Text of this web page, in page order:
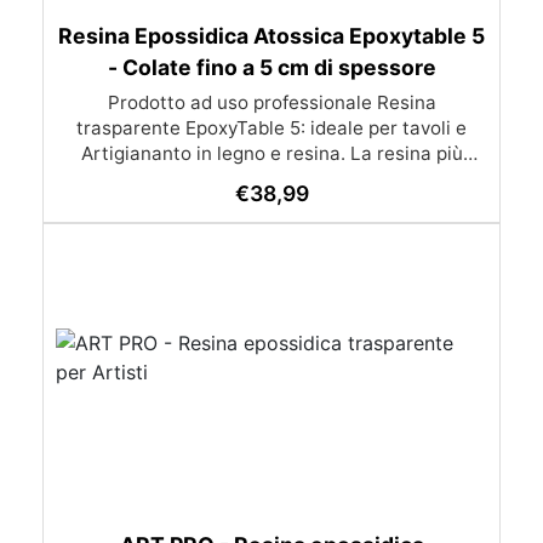
Resina Epossidica Atossica Epoxytable 5
- Colate fino a 5 cm di spessore
Prodotto ad uso professionale Resina
trasparente EpoxyTable 5: ideale per tavoli e
Artigiananto in legno e resina. La resina più
perfetta per colate di alto spessore fino a 5 cm.
Applicazioni Principali: Realizzazione di tavoli in
monete, pietre, ecc) Colate riempitive in
spessore dentro stampi e cassaforme
Caratteristiche principali: ✅ Bassissima
Bassa viscosità per eliminare le bolle d’aria e
€38,99